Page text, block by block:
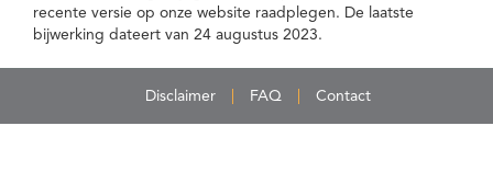
recente versie op onze website raadplegen. De laatste
bijwerking dateert van 24 augustus 2023.
Disclaimer FAQ Contact